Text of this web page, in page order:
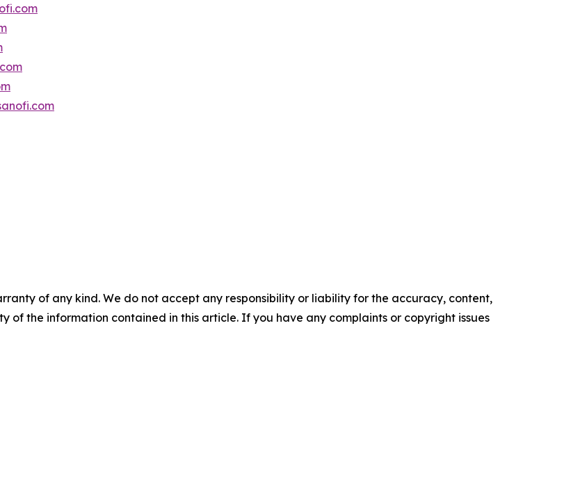
of any kind. We do not accept any responsibility or liability for the accuracy, content,
of the information contained in this article. If you have any complaints or copyright issues